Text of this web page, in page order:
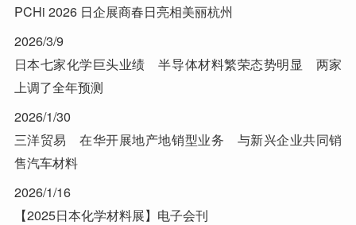
PCHi 2026 日企展商春日亮相美丽杭州
2026/3/9
日本七家化学巨头业绩 半导体材料繁荣态势明显 两家
上调了全年预测
2026/1/30
三洋贸易 在华开展地产地销型业务 与新兴企业共同销
售汽车材料
2026/1/16
【2025日本化学材料展】电子会刊